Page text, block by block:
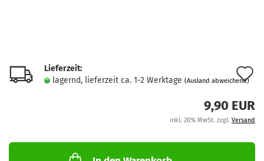
Lieferzeit:
lagernd, lieferzeit ca. 1-2 Werktage (Ausland abweichend)
9,90 EUR
inkl. 20% MwSt. zzgl. Versand